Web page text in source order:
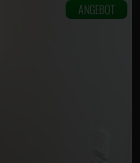
ANGEBOT